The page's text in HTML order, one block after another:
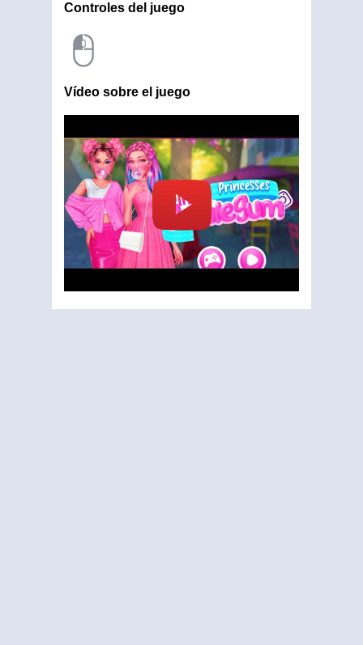
Controles del juego
Vídeo sobre el juego